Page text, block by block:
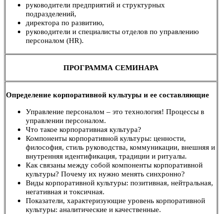
руководители предприятий и структурных
подразделений,
директора по развитию,
руководители и специалисты отделов по управлению
персоналом (HR).
ПРОГРАММА СЕМИНАРА
Определение корпоративной культуры и ее составляющие
Управление персоналом – это технология! Процессы в
управлении персоналом.
Что такое корпоративная культура?
Компоненты корпоративной культуры: ценности,
философия, стиль руководства, коммуникации, внешняя и
внутренняя идентификация, традиции и ритуалы.
Как связаны между собой компоненты корпоративной
культуры? Почему их нужно менять синхронно?
Виды корпоративной культуры: позитивная, нейтральная,
негативная и токсичная.
Показатели, характеризующие уровень корпоративной
культуры: аналитические и качественные.